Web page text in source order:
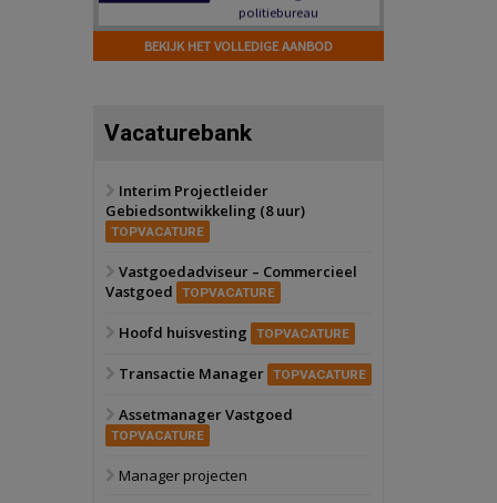
Hilversum
17 september 2026
Voormalig
Zwanenburg
6 oktober 2026
Oranje
28 september 2026
bedrijventerrein
BEKIJK HET VOLLEDIGE AANBOD
Vacaturebank
Interim Projectleider
Gebiedsontwikkeling (8 uur)
TOPVACATURE
Vastgoedadviseur – Commercieel
Vastgoed
TOPVACATURE
Hoofd huisvesting TOPVACATURE
Transactie Manager TOPVACATURE
Assetmanager Vastgoed
TOPVACATURE
Manager projecten